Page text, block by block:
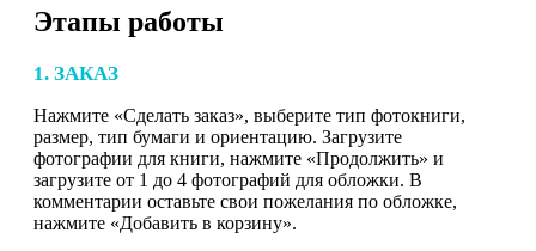
Этапы работы
1. ЗАКАЗ
Нажмите «Сделать заказ», выберите тип фотокниги,
размер, тип бумаги и ориентацию. Загрузите
фотографии для книги, нажмите «Продолжить» и
загрузите от 1 до 4 фотографий для обложки. В
комментарии оставьте свои пожелания по обложке,
нажмите «Добавить в корзину».